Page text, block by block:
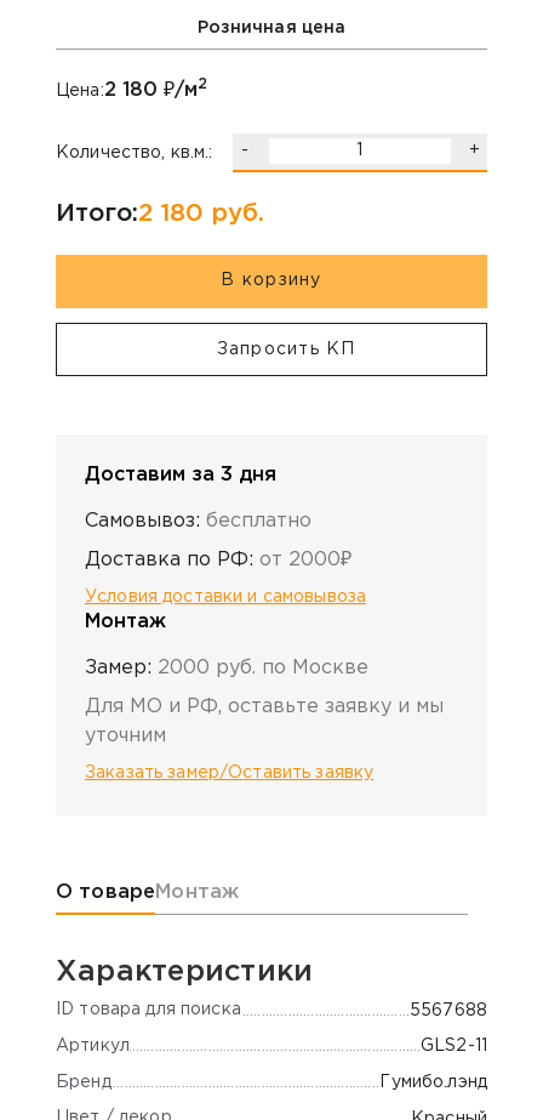
Розничная цена
Цена:2 180 ₽/м2
Количество, кв.м.: - +
Итого:2 180 руб.
В корзину
Запросить КП
Доставим за 3 дня
Самовывоз: бесплатно
Доставка по РФ: от 2000₽
Условия доставки и самовывоза
Монтаж
Замер: 2000 руб. по Москве
Для МО и РФ, оставьте заявку и мы
уточним
Заказать замер/Оставить заявку
Информация о товаре
О товаре Монтаж
Характеристики
ID товара для поиска 5567688
Артикул GLS2-11
Бренд Гумибо.лэнд